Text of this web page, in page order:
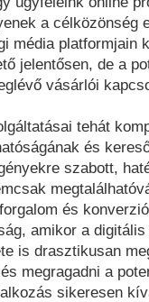
a célközönség
média platformjain
jelentősen, de a
vásárlói
tehát
és
szabott,
és
amikor a
is drasztikusan
megragadni a
sikeresen